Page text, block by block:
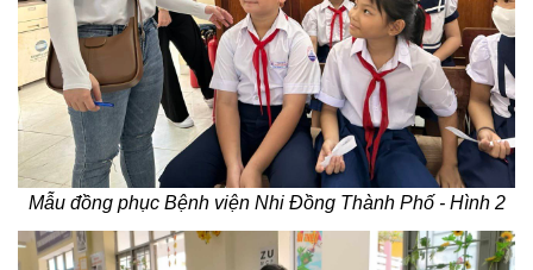
Mẫu đồng phục Bệnh viện Nhi Đồng Thành Phố - Hình 2